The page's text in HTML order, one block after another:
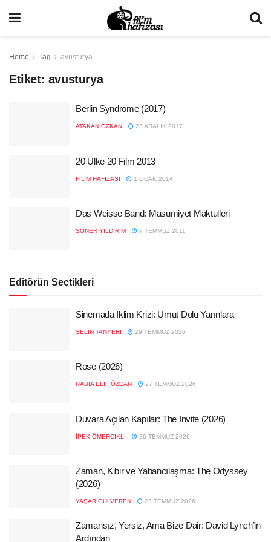
Home Tag avusturya
Etiket: avusturya
Berlin Syndrome (2017)
ATAKAN ÖZKAN 23 ARALIK 2017
20 Ülke 20 Film 2013
FIL'M HAFIZASI 1 OCAK 2014
Das Weisse Band: Masumiyet Maktulleri
SONER YILDIRIM 7 TEMMUZ 2011
Editörün Seçtikleri
Sinemada İklim Krizi: Umut Dolu Yarınlara
SELIN TANYERI 29 TEMMUZ 2026
Rose (2026)
RABIA ELIF ÖZCAN 27 TEMMUZ 2026
Duvara Açılan Kapılar: The Invite (2026)
İPEK ÖMERCIKLI 26 TEMMUZ 2026
Zaman, Kibir ve Yabancılaşma: The Odyssey
(2026)
YAŞAR GÜLVEREN 23 TEMMUZ 2026
Zamansız, Yersiz, Ama Bize Dair: David Lynch’in
Ardından